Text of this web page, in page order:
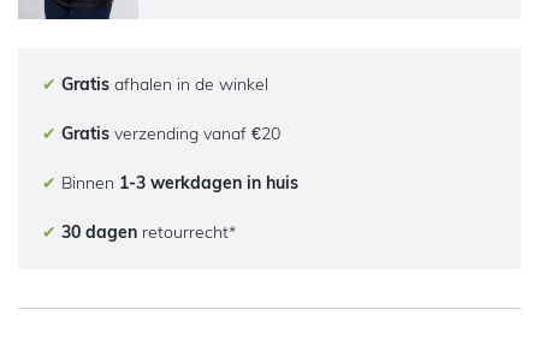
✔ Gratis afhalen in de winkel
✔ Gratis verzending vanaf €20
✔ Binnen 1-3 werkdagen in huis
✔ 30 dagen retourrecht*